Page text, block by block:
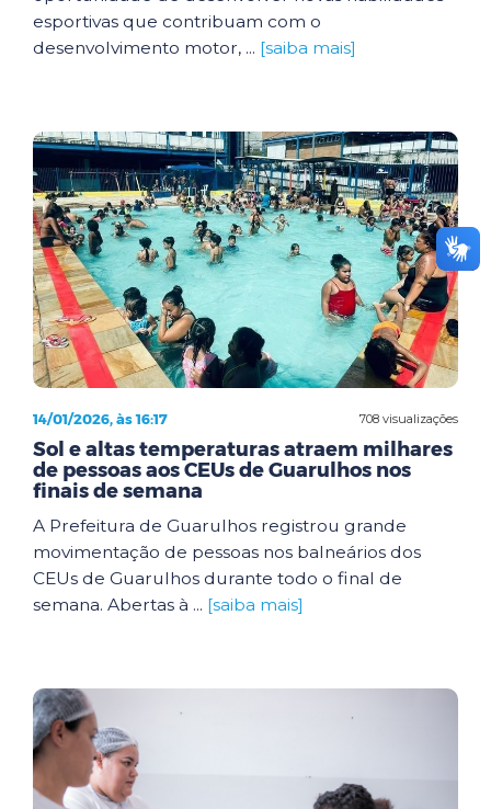
esportivas que contribuam com o
desenvolvimento motor, ... [saiba mais]
708 visualizações
14/01/2026, às 16:17
Sol e altas temperaturas atraem milhares
de pessoas aos CEUs de Guarulhos nos
finais de semana
A Prefeitura de Guarulhos registrou grande
movimentação de pessoas nos balneários dos
CEUs de Guarulhos durante todo o final de
semana. Abertas à ... [saiba mais]